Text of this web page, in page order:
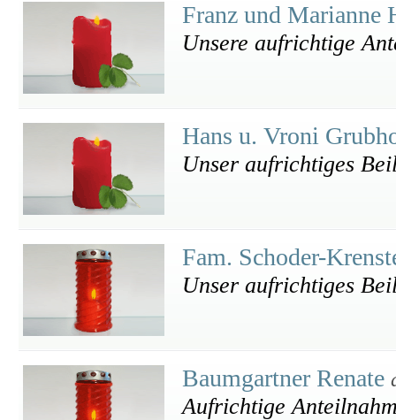
Franz und Marianne
Unsere aufrichtige
Hans u. Vroni
Unser aufrichtiges
Fam. Schoder-
Unser aufrichtiges
Baumgartner Renate
Aufrichtige